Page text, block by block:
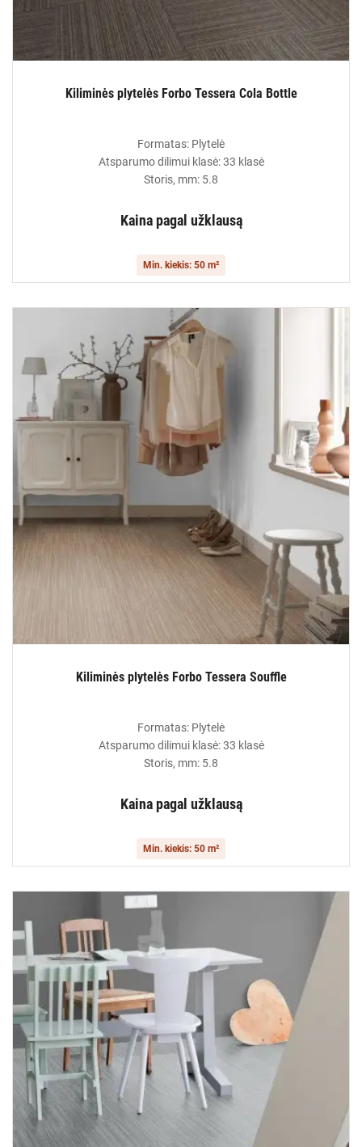
Kiliminės plytelės Forbo Tessera Cola Bottle
Formatas: Plytelė
Atsparumo dilimui klasė: 33 klasė
Storis, mm: 5.8
Kaina pagal užklausą
Min. kiekis: 50 m²
Kiliminės plytelės Forbo Tessera Souffle
Formatas: Plytelė
Atsparumo dilimui klasė: 33 klasė
Storis, mm: 5.8
Kaina pagal užklausą
Min. kiekis: 50 m²